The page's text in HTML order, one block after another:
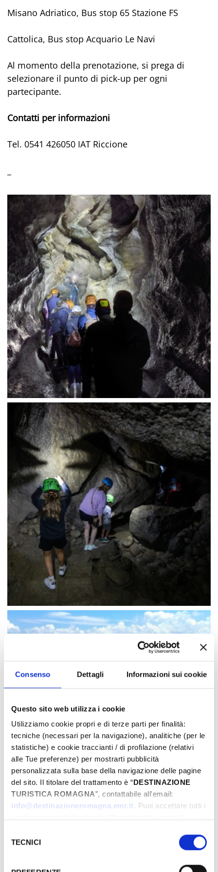
Consenso Dettagli Informazioni sui cookie
Questo sito web utilizza i cookie
Utilizziamo cookie propri e di terze parti per finalità:
tecniche (necessari per la navigazione), analitiche (per le
statistiche) e cookie traccianti / di profilazione (relativi
alle Tue preferenze) per mostrarti pubblicità
personalizzata sulla base della navigazione delle pagine
del sito. Il titolare del trattamento è “DESTINAZIONE
TURISTICA ROMAGNA”, contattabile all'email:
info@destinazioneromagna.emr.it. Puoi accettare tutti i
gestire le tue preferenze facendo clic su “Personalizza”.
Qualora acconsenti a tutti i cookie i Tuoi dati potranno
delTECNICI
Misano Adriatico, Bus stop 65 Stazione FS
Cattolica, Bus stop Acquario Le Navi
Al momento della prenotazione, si prega di
selezionare il punto di pick-up per ogni
partecipante.
Contatti per informazioni
Tel. 0541 426050 IAT Riccione